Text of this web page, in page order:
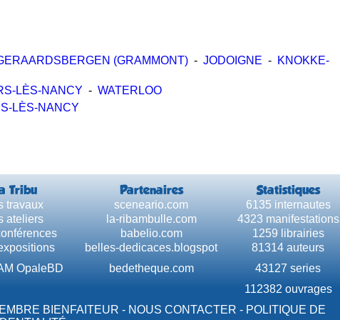
(GRAMMONT) - JODOIGNE - KNOKKE-
LÈS-NANCY - WATERLOO
LÈS-NANCY
Tribu Partenaires Statistiques
travaux sceneario.com
6135 internautes
ateliers la-ribambulle.com
4323 manifestations
babelio.com
1259 librairies
belles-dedicaces.blogspot
81314 auteurs
OpaleBD bedetheque.com
43127 series
112382 ouvrages
BIENFAITEUR - NOUS CONTACTER - POLITIQUE DE